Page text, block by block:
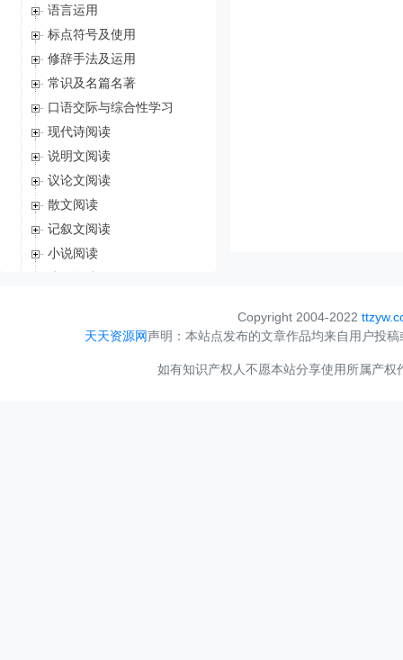
语言运用
标点符号及使用
修辞手法及运用
常识及名篇名著
口语交际与综合性学习
现代诗阅读
说明文阅读
议论文阅读
散文阅读
记叙文阅读
小说阅读
Copyright 2004-2022
天天资源网声明：本站点发布的文章作品均来自用户投
如有知识产权人不愿本站分享使用所属产